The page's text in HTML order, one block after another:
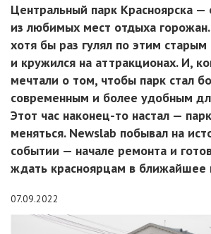
Центральный парк Красноярска —
из любимых мест отдыха
хотя бы раз гулял по этим старым
и кружился на аттракционах. И,
мечтали о том, чтобы парк стал
современным и более удобным
Этот час наконец-то настал —
меняться. Newslab побывал на
событии — начале ремонта и
ждать красноярцам в ближайшее
07.09.2022